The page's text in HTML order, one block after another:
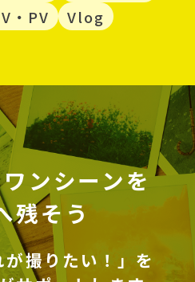
・PV Vlog
ンシーンを
残そう
撮りたい！」を